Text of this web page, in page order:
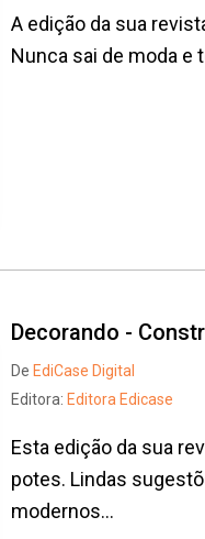
A edição da sua
Nunca sai de moda e
Decorando -
De EdiCase Digital
Editora: Editora Edicase
Esta edição da sua
potes. Lindas
modernos...